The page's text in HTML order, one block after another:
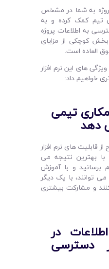
به شما در مشخص
تیم کمک کرده و به
به اطلاعات پروژه
کوچکی از مزایای
العاده است.
های این نرم افزار
خواهیم داد:
تیمی
‌دهد
قابلیت های نرم افزار
بهترین نتیجه می
برسانید و با آموزش
توانند، با یک‌ دیگر
کنند و مشارکت بیشتری
در
دسترسی